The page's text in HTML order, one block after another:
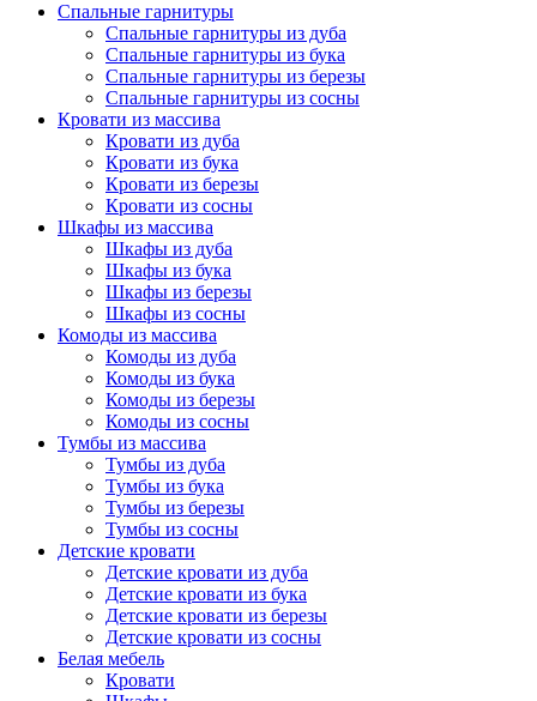
Спальные гарнитуры
Спальные гарнитуры из дуба
Спальные гарнитуры из бука
Спальные гарнитуры из березы
Спальные гарнитуры из сосны
Кровати из массива
Кровати из дуба
Кровати из бука
Кровати из березы
Кровати из сосны
Шкафы из массива
Шкафы из дуба
Шкафы из бука
Шкафы из березы
Шкафы из сосны
Комоды из массива
Комоды из дуба
Комоды из бука
Комоды из березы
Комоды из сосны
Тумбы из массива
Тумбы из дуба
Тумбы из бука
Тумбы из березы
Тумбы из сосны
Детские кровати
Детские кровати из дуба
Детские кровати из бука
Детские кровати из березы
Детские кровати из сосны
Белая мебель
Кровати